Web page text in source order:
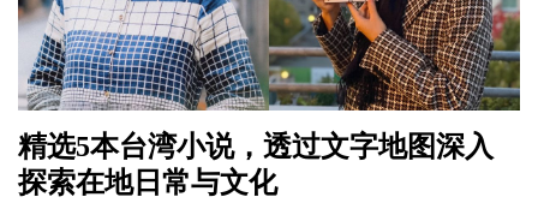
精选5本台湾小说，透过文字地图深入
探索在地日常与文化